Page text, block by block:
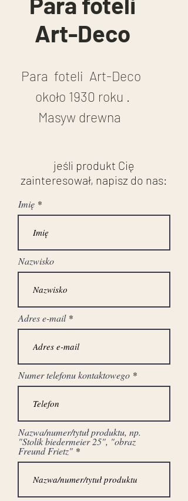
Art-Deco
Para  foteli  Art-Deco
około 1930 roku .
Masyw drewna
Stan przed renowacją .
jeśli produkt Cię
zainteresował, napisz do nas:
Imię
Nazwisko
Adres e-mail
Numer telefonu kontaktowego
Nazwa/numer/tytuł produktu, np.
"Stolik biedermeier 25", "obraz
Freund Frietz"